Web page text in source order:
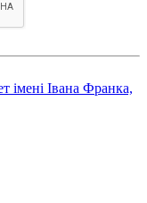
імені Івана Франка,